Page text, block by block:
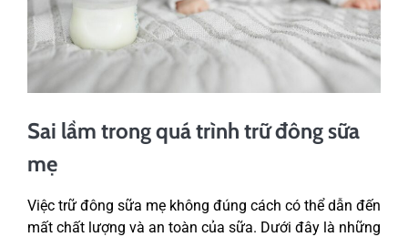
Sai lầm trong quá trình trữ đông sữa
mẹ
Việc trữ đông sữa mẹ không đúng cách có thể dẫn đến
mất chất lượng và an toàn của sữa. Dưới đây là những